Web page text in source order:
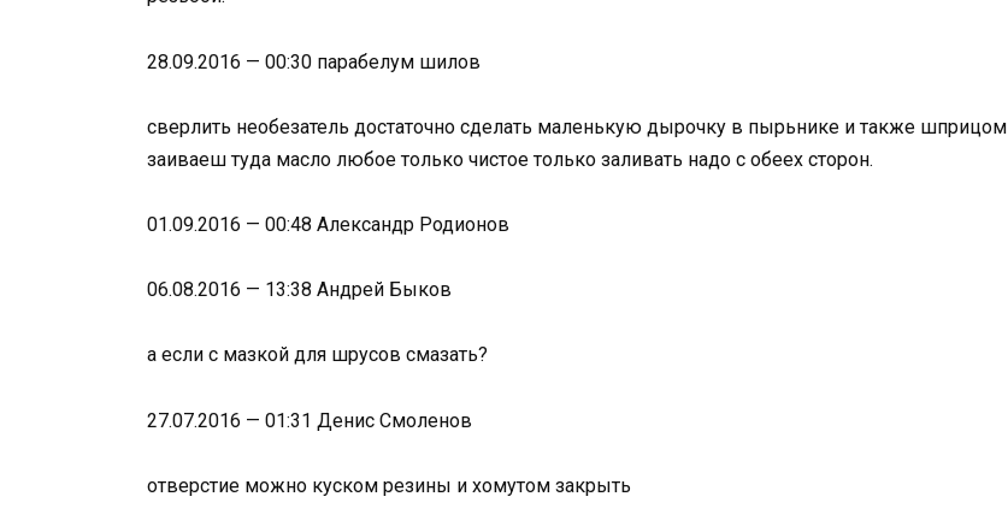
28.09.2016 — 00:30 парабелум шилов
сверлить необезатель достаточно сделать маленькую дырочку в пырьнике и также шприцом
заиваеш туда масло любое только чистое только заливать надо с обеех сторон.
01.09.2016 — 00:48 Александр Родионов
06.08.2016 — 13:38 Андрей Быков
а если с мазкой для шрусов смазать?
27.07.2016 — 01:31 Денис Смоленов
отверстие можно куском резины и хомутом закрыть